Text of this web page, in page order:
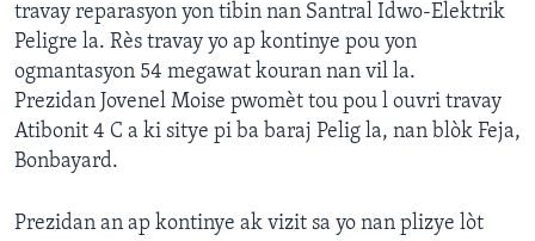
travay reparasyon yon tibin nan Santral Idwo-Elektrik
Peligre la. Rès travay yo ap kontinye pou yon
ogmantasyon 54 megawat kouran nan vil la.
Prezidan Jovenel Moise pwomèt tou pou l ouvri travay
Atibonit 4 C a ki sitye pi ba baraj Pelig la, nan blòk Feja,
Bonbayard.
Prezidan an ap kontinye ak vizit sa yo nan plizye lòt